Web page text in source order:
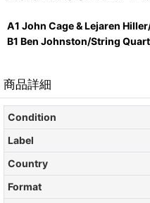
A1 John Cage & Lejaren
B1 Ben Johnston/String
商品詳細
Condition
Label
Country
Format